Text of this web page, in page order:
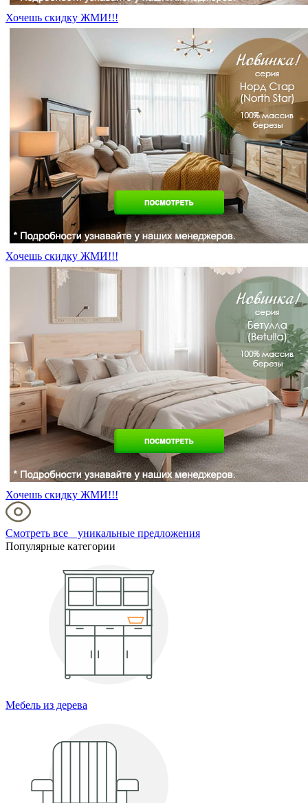
Хочешь скидку ЖМИ!!!
Хочешь скидку ЖМИ!!!
Хочешь скидку ЖМИ!!!
Смотреть все уникальные предложения
Популярные категории
Мебель из дерева